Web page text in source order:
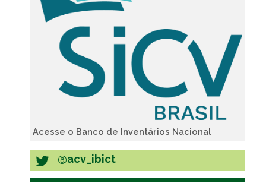
Acesse o Banco de Inventários Nacional
@acv_ibict